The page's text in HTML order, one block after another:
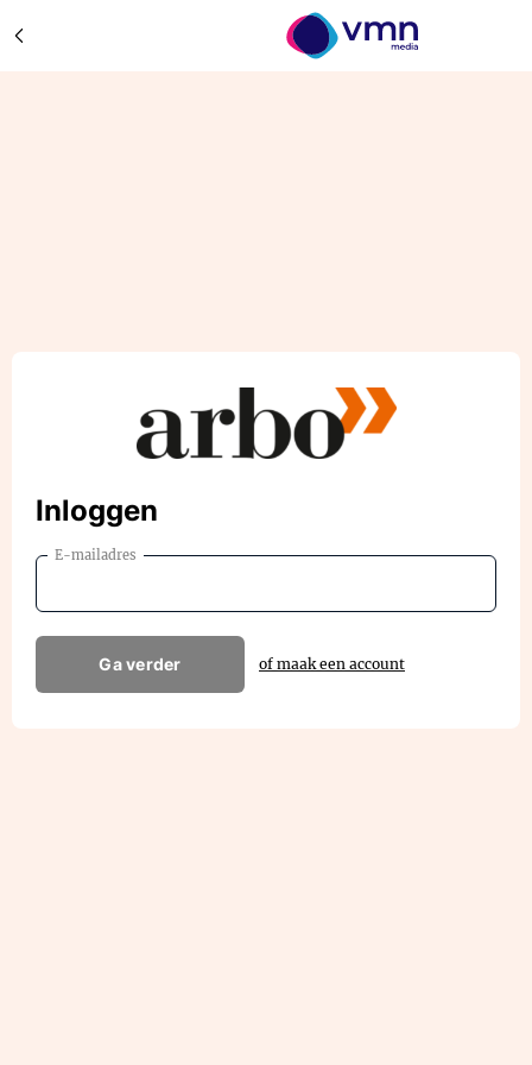
Inloggen
E-mailadres
Ga verder of maak een account